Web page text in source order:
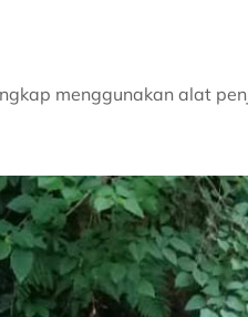
menggunakan alat